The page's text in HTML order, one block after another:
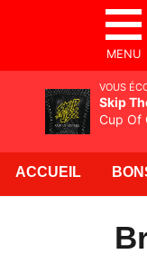
MENU
ACCUEIL
VOUS
Skip
Cup Of